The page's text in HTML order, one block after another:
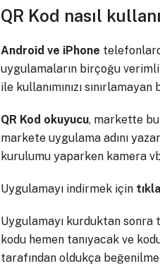
QR Kod nasıl
Android ve iPhone
uygulamaların birçoğu
ile kullanımınızı
QR Kod okuyucu, markette bu
markete uygulama adını
kurulumu yaparken kamera
Uygulamayı indirmek için
Uygulamayı kurduktan
kodu hemen tanıyacak ve
tarafından oldukça